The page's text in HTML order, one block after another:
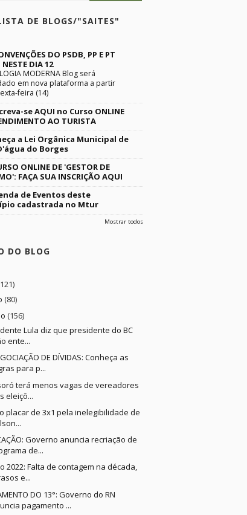
DE BLOGS/"SAITES"
DO PSDB, PP E PT
NESTE DIA 12
MODERNA Blog será
em nova plataforma a partir
feira (14)
se AQUI no Curso ONLINE
AO TURISTA
a Lei Orgânica Municipal de
do Borges
ONLINE DE 'GESTOR DE
FAÇA SUA INSCRIÇÃO AQUI
de Eventos deste
cadastrada no Mtur
Mostrar todos
DO BLOG
(80)
(156)
Lula diz que presidente do BC
ente...
DE DÍVIDAS: Conheça as
para p...
terá menos vagas de vereadores
eleiçõ...
placar de 3x1 pela inelegibilidade de
Governo anuncia recriação de
de...
2022: Falta de contagem na década,
e...
DO 13°: Governo do RN
pagamento ...